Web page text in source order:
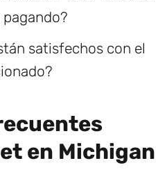
satisfechos con el
en Michigan